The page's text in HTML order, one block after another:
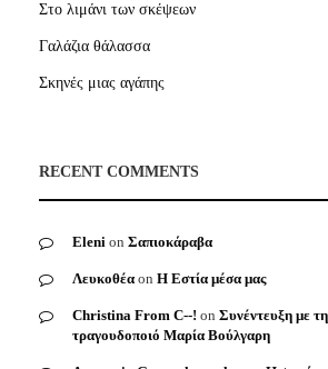
Στο λιμάνι των σκέψεων
Γαλάζια θάλασσα
Σκηνές μιας αγάπης
RECENT COMMENTS
Eleni on Σαπιοκάραβα
Λευκοθέα on Η Εστία μέσα μας
Christina From C--! on Συνέντευξη με
τραγουδοποιό Μαρία Βούλγαρη